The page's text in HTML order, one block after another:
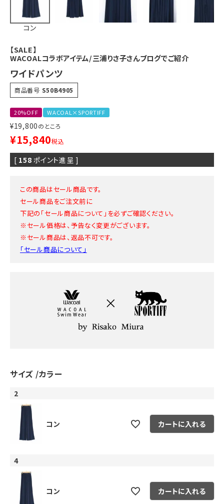
コン
【SALE】
WACOALコラボアイテム/三浦りさ子さんブログでご紹介
ワイドパンツ
商品番号 S50B4905
20%OFF WACOAL×SPORTIFF
¥19,800のところ
¥15,840税込
[ 158 ポイント進呈 ]
この商品はセール商品です。
セール商品をご注文前に
下記の「セール商品について」を必ずご確認ください。
※セール価格は、予告なく変更がございます。
※セール商品は、返品不可です。
「セール商品について」
サイズ カラー
2
コン カートに入れる
4
コン カートに入れる